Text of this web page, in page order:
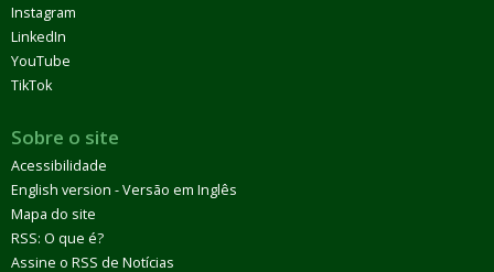
Instagram
LinkedIn
YouTube
TikTok
Sobre o site
Acessibilidade
English version - Versão em Inglês
Mapa do site
RSS: O que é?
Assine o RSS de Notícias